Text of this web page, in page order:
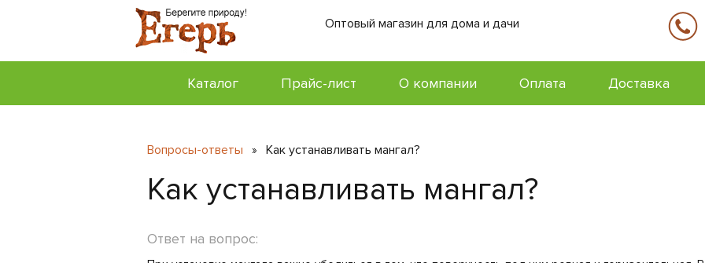
Оптовый магазин для дома и дачи
Каталог Прайс-лист О компании Оплата Доставка
Вопросы-ответы » Как устанавливать мангал?
Как устанавливать мангал?
Ответ на вопрос: